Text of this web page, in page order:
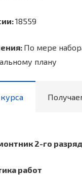
18559
По мере
плану
2-го
работ